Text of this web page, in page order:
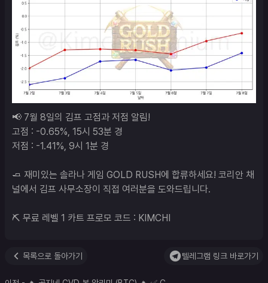
📢 7월 8일의 김프 고점과 저점 알림!
고점 : -0.65%, 15시 53분 경
저점 : -1.41%, 9시 1분 경
🧈 재미있는 솔라나 게임 GOLD RUSH에 합류하세요! 코리안 채
널에서 김프 사무소장이 직접 여러분을 도와드립니다.
⛏️ 무료 레벨 1 카트 프로모 코드 : KIMCHI
목록으로 돌아가기 텔레그램 링크 바로가기